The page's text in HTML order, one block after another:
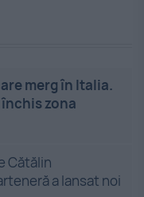
merg în Italia.
zona
Cătălin
a lansat noi